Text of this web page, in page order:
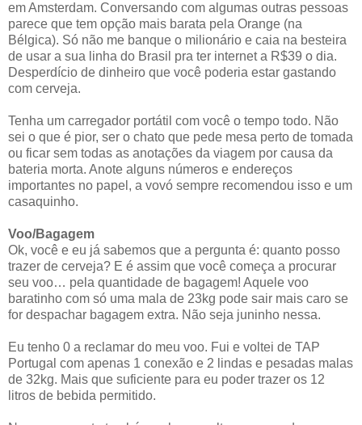
em Amsterdam. Conversando com algumas outras pessoas
parece que tem opção mais barata pela Orange (na
Bélgica). Só não me banque o milionário e caia na besteira
de usar a sua linha do Brasil pra ter internet a R$39 o dia.
Desperdício de dinheiro que você poderia estar gastando
com cerveja.
Tenha um carregador portátil com você o tempo todo. Não
sei o que é pior, ser o chato que pede mesa perto de tomada
ou ficar sem todas as anotações da viagem por causa da
bateria morta. Anote alguns números e endereços
importantes no papel, a vovó sempre recomendou isso e um
casaquinho.
Voo/Bagagem
Ok, você e eu já sabemos que a pergunta é: quanto posso
trazer de cerveja? E é assim que você começa a procurar
seu voo… pela quantidade de bagagem! Aquele voo
baratinho com só uma mala de 23kg pode sair mais caro se
for despachar bagagem extra. Não seja juninho nessa.
Eu tenho 0 a reclamar do meu voo. Fui e voltei de TAP
Portugal com apenas 1 conexão e 2 lindas e pesadas malas
de 32kg. Mais que suficiente para eu poder trazer os 12
litros de bebida permitido.